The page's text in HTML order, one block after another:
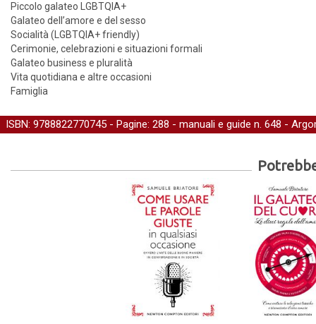
Piccolo galateo LGBTQIA+
Galateo dell’amore e del sesso
Socialità (LGBTQIA+ friendly)
Cerimonie, celebrazioni e situazioni formali
Galateo business e pluralità
Vita quotidiana e altre occasioni
Famiglia
ISBN: 9788822770745 - Pagine: 288 - manuali e guide n. 648 -